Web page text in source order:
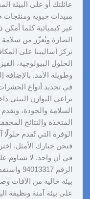
عائلتك أو على البيئة
مبيدات حيوية ومنتجات
غير كيميائية كلما
الضارة ويُعزّز من
تركز أساليبنا على
الحلول البيولوجية،
وطويلة الأمد.
في تحديد أنواع
يراعي التوازن البيئي
السلامة والجودة،
المتخذة والنتائج
الوفرة التي تُقدم
فنحن خيارك الأمثل.
في آن واحد. لا تساوم
الرقم
بيئة خالية من الآفات
على بيئة آمنة ونظيفة